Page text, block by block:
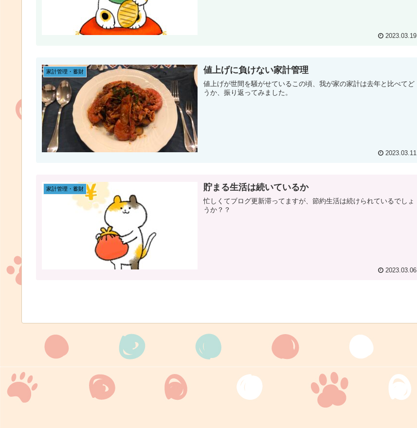
2023.03.19
家計管理・蓄財 値上げに負けない家計管理
値上げが世間を騒がせているこの頃、我が家の家計は去年と比べてど
うか、振り返ってみました。
2023.03.11
家計管理・蓄財 貯まる生活は続いているか
忙しくてブログ更新滞ってますが、節約生活は続けられているでしょ
うか？？
2023.03.06